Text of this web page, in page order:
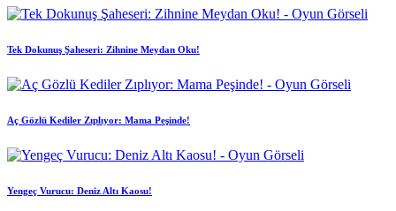
Tek Dokunuş Şaheseri: Zihnine Meydan Oku!
Aç Gözlü Kediler Zıplıyor: Mama Peşinde!
Yengeç Vurucu: Deniz Altı Kaosu!